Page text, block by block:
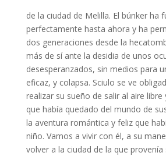
de la ciudad de Melilla. El búnker ha
perfectamente hasta ahora y ha
dos generaciones desde la
más de sí ante la desidia de unos
desesperanzados, sin medios para
eficaz, y colapsa. Sciulo se ve
realizar su sueño de salir al aire
que había quedado del mundo de
la aventura romántica y feliz que
niño. Vamos a vivir con él, a su
volver a la ciudad de la que provenía